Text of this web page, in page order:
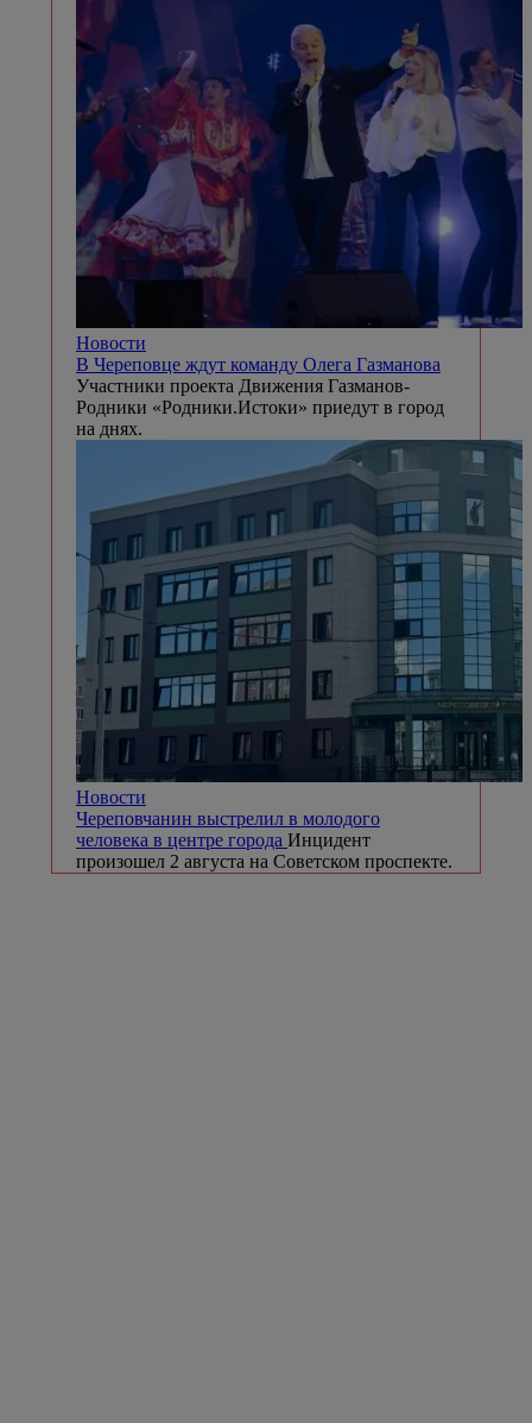
Новости
В Череповце ждут команду Олега Газманова
Участники проекта Движения Газманов-
Родники «Родники.Истоки» приедут в город
на днях.
Новости
Череповчанин выстрелил в молодого
человека в центре города Инцидент
произошел 2 августа на Советском проспекте.